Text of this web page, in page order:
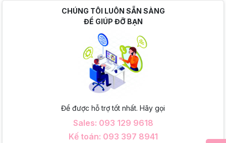
CHÚNG TÔI LUÔN SẴN SÀNG
ĐỂ GIÚP ĐỠ BẠN
Để được hỗ trợ tốt nhất. Hãy gọi
Sales: 093 129 9618
Kế toán: 093 397 8941